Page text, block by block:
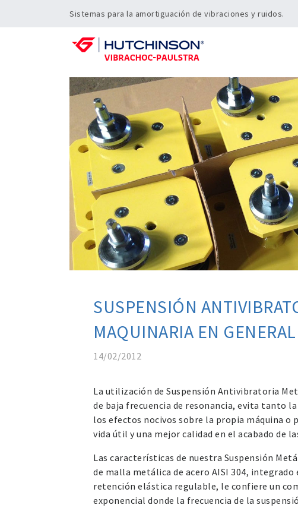
Sistemas para la amortiguación de vibraciones y ruidos.
SUSPENSIÓN
MAQUINARIA EN GENERAL
14/02/2012
La utilización de Suspensión Antivibratoria
de baja frecuencia de resonancia, evita tanto
los efectos nocivos sobre la propia máquina o
vida útil y una mejor calidad en el acabado de
Las características de nuestra Suspensión
de malla metálica de acero AISI 304,
retención elástica regulable, le confiere un
exponencial donde la frecuencia de la